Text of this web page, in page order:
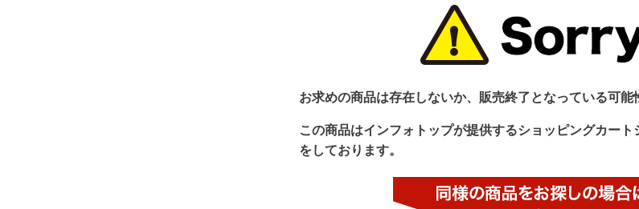
お求めの商品は存在しないか、販売終了となっている可能
この商品はインフォトップが提供するショッピングカー
をしております。